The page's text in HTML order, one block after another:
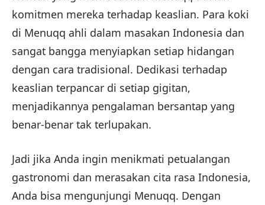
komitmen mereka terhadap keaslian. Para koki
di Menuqq ahli dalam masakan Indonesia dan
sangat bangga menyiapkan setiap hidangan
dengan cara tradisional. Dedikasi terhadap
keaslian terpancar di setiap gigitan,
menjadikannya pengalaman bersantap yang
benar-benar tak terlupakan.
Jadi jika Anda ingin menikmati petualangan
gastronomi dan merasakan cita rasa Indonesia,
Anda bisa mengunjungi Menuqq. Dengan